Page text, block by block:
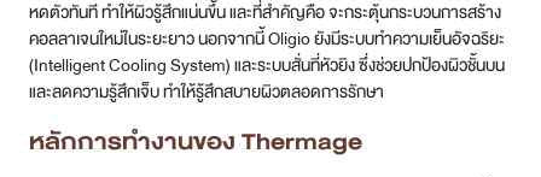
หดตัวทันที ทำให้ผิวรู้สึกแน่นขึ้น และที่สำคัญคือ จะกระตุ้นกระบวนการสร้าง
คอลลาเจนใหม่ในระยะยาว นอกจากนี้ Oligio ยังมีระบบทำความเย็นอัจฉริยะ
(Intelligent Cooling System) และระบบสั่นที่หัวยิง ซึ่งช่วยปกป้องผิวชั้นบน
และลดความรู้สึกเจ็บ ทำให้รู้สึกสบายผิวตลอดการรักษา
หลักการทำงานของ Thermage